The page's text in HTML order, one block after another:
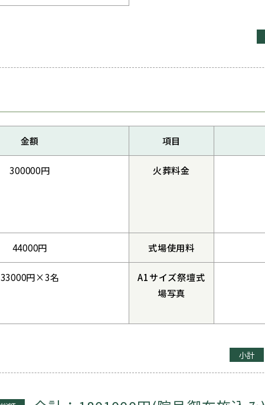
金額 項目
300000円 火葬料金
44000円 式場使用料
33000円×3名
A1サイズ祭壇式
場写真
小計